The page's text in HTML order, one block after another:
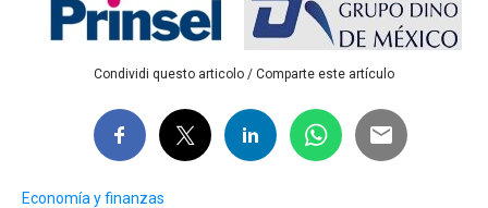
Condividi questo articolo / Comparte este artículo
Economía y finanzas